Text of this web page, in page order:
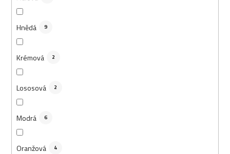
Hnědá 9
Krémová 2
Lososová 2
Modrá 6
Oranžová 4